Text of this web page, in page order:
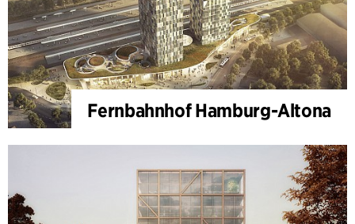
Fernbahnhof Hamburg-Altona